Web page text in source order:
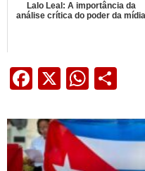
Lalo Leal: A importância da
análise crítica do poder da mídia
Facebook
X